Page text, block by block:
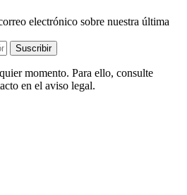
electrónico sobre nuestra última
Suscribir
momento. Para ello, consulte
en el aviso legal.